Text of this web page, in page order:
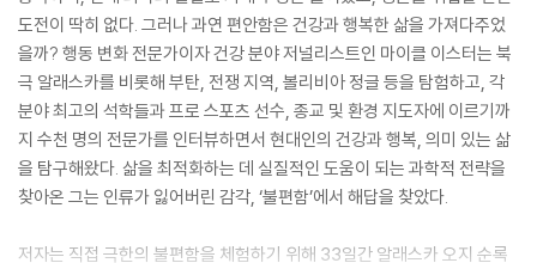
도전이 딱히 없다. 그러나 과연 편안함은 건강과 행복한 삶을 가져다주었
을까? 행동 변화 전문가이자 건강 분야 저널리스트인 마이클 이스터는 북
극 알래스카를 비롯해 부탄, 전쟁 지역, 볼리비아 정글 등을 탐험하고, 각
분야 최고의 석학들과 프로 스포츠 선수, 종교 및 환경 지도자에 이르기까
지 수천 명의 전문가를 인터뷰하면서 현대인의 건강과 행복, 의미 있는 삶
을 탐구해왔다. 삶을 최적화하는 데 실질적인 도움이 되는 과학적 전략을
찾아온 그는 인류가 잃어버린 감각, ‘불편함’에서 해답을 찾았다.
저자는 직접 극한의 불편함을 체험하기 위해 33일간 알래스카 오지 순록